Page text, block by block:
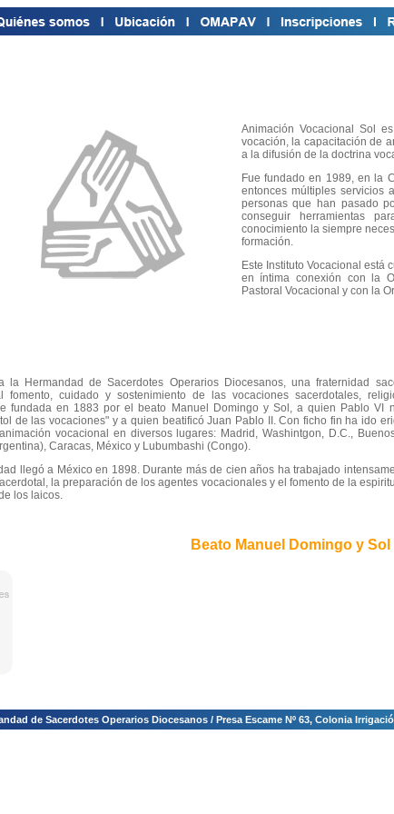
Animación Vocacional Sol
vocación, la capacitación de
a la difusión de la doctrina
Fue fundado en 1989, en la
entonces múltiples servicios
personas que han pasado
conseguir herramientas
conocimiento la siempre
formación.
Este Instituto Vocacional está
en íntima conexión con la
Pastoral Vocacional y con la
la Hermandad de Sacerdotes Operarios Diocesanos, una fraternidad
fomento, cuidado y sostenimiento de las vocaciones sacerdotales,
fundada en 1883 por el beato Manuel Domingo y Sol, a quien Pablo VI
de las vocaciones" y a quien beatificó Juan Pablo II. Con ficho fin ha ido
vocacional en diversos lugares: Madrid, Washintgon, D.C.,
Caracas, México y Lubumbashi (Congo).
llegó a México en 1898. Durante más de cien años ha trabajado
la preparación de los agentes vocacionales y el fomento de la
los laicos.
Beato Manuel Domingo y Sol
de Sacerdotes Operarios Diocesanos / Presa Escame Nº 63, Colonia